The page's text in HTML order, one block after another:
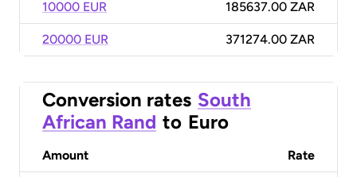
10000 EUR 185637.00 ZAR
20000 EUR 371274.00 ZAR
Conversion rates South
African Rand to Euro
Amount Rate